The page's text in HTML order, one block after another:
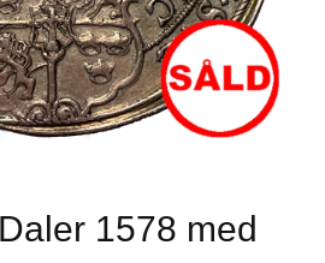
1578 med